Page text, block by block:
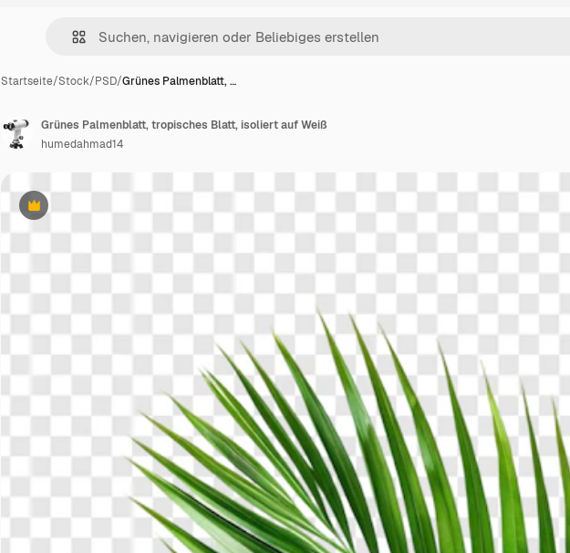
Startseite/Stock/PSD/Grünes Palmenblatt, …
Premium
Grünes Palmenblatt, tropisches Blatt, isoliert auf Weiß
humedahmad14